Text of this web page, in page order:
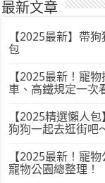
最新文章
【2025最新】帶
包
【2025最新！寵
車、高鐵規定一次
【2025精選懶人
狗狗一起去逛街吧
【2025最新！寵
寵物公園總整理！